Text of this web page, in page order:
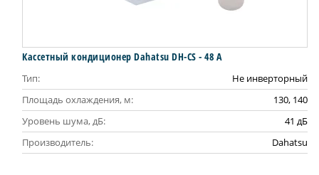
Кассетный кондиционер Dahatsu DH-CS - 48 А
Тип:
Не инверторный
Площадь охлаждения, м:
130, 140
Уровень шума, дБ:
41 дБ
Производитель:
Dahatsu